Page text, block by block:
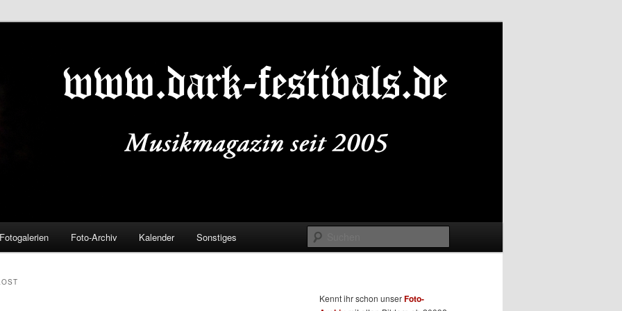
Fotogalerien Foto-Archiv Kalender Sonstiges
Kennt ihr schon unserFoto-